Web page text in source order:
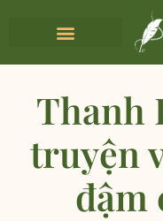
Thanh
truyện
đậm